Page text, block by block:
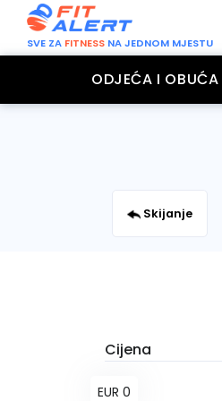
SVE ZA FITNESS NA JEDNOM MJESTU
ODJEĆA I OBUĆA
Skijanje
Cijena
EUR 0